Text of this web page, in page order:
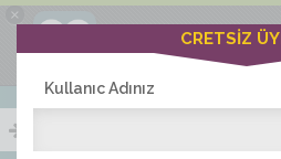
×
Ciddiask Uygulaması
+1 Hafta Gold Üyelik Kazan
Bedava - com.ciddi.ask
CRETSİZ
Kullanıc Adınız